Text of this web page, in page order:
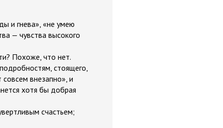
и гнева», «не умею
— чувства высокого
Похоже, что нет.
стоящего,
внезапно», и
хотя бы добрая
счастьем;